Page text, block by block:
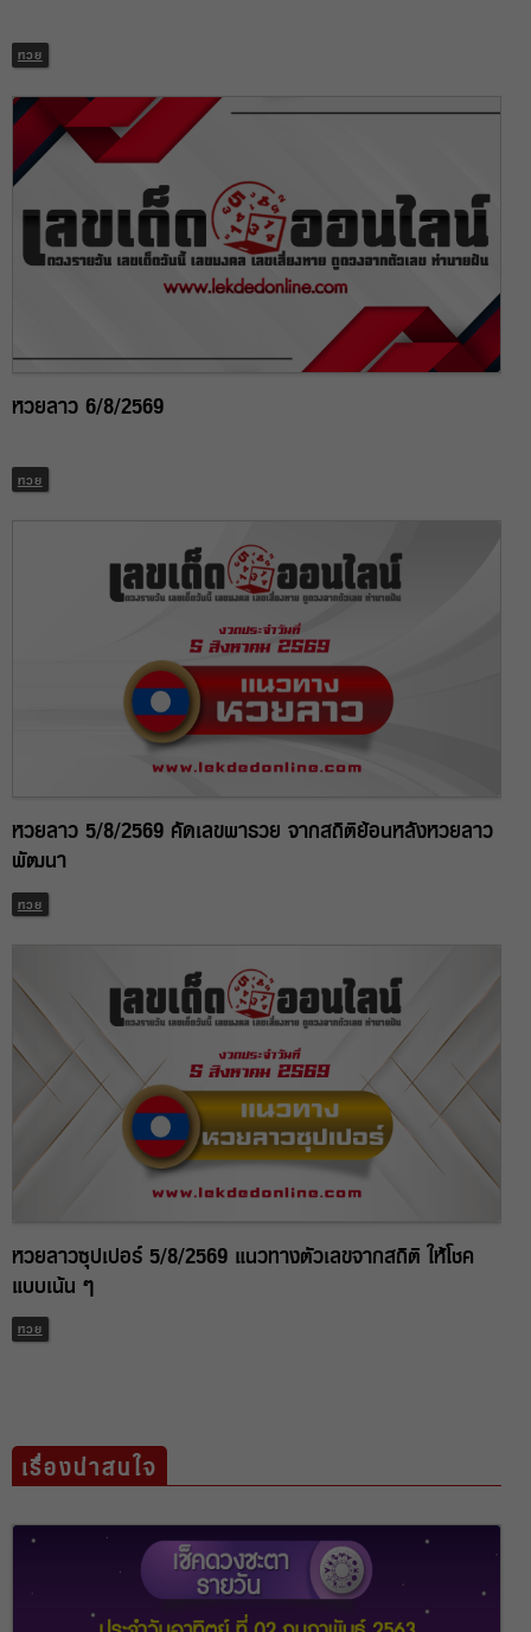
หวย
หวยลาว 6/8/2569
หวย
หวยลาว 5/8/2569 คัดเลขพารวย จากสถิติย้อนหลังหวยลาว
พัฒนา
หวย
หวยลาวซุปเปอร์ 5/8/2569 แนวทางตัวเลขจากสถิติ ให้โชค
แบบเน้น ๆ
หวย
เรื่องน่าสนใจ